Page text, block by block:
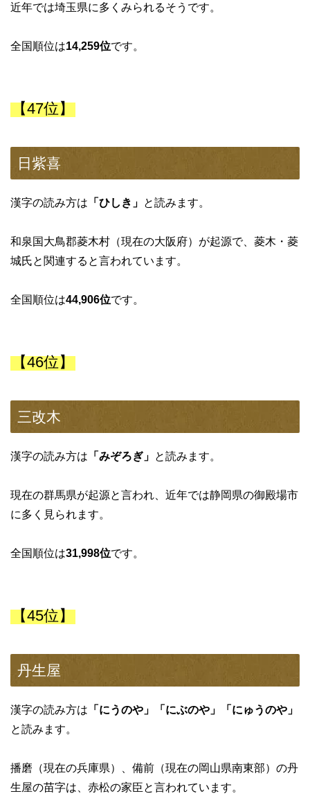
近年では埼玉県に多くみられるそうです。
全国順位は14,259位です。
【47位】
日紫喜
漢字の読み方は 「ひしき」 と読みます。
和泉国大鳥郡菱木村（現在の大阪府）が起源で、菱木・菱
城氏と関連すると言われています。
全国順位は44,906位です。
【46位】
三改木
漢字の読み方は 「みぞろぎ」 と読みます。
現在の群馬県が起源と言われ、近年では静岡県の御殿場市
に多く見られます。
全国順位は31,998位です。
【45位】
丹生屋
漢字の読み方は 「にうのや」「にぶのや」「にゅうのや」
と読みます。
播磨（現在の兵庫県）、備前（現在の岡山県南東部）の丹
生屋の苗字は、赤松の家臣と言われています。